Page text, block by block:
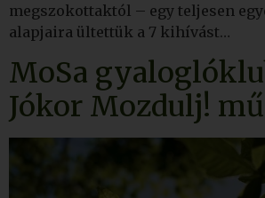
megszokottaktól – egy teljesen
alapjaira ültettük a 7 kihívást…
MoSa
Jókor Mozdulj!